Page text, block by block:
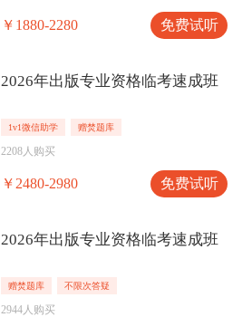
￥1880-2280 免费试听
2026年出版专业资格临考速成班
1v1微信助学 赠焚题库
2208人购买
￥2480-2980 免费试听
2026年出版专业资格临考速成班
赠焚题库 不限次答疑
2944人购买